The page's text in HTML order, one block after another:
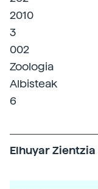
2010
3
002
Zoologia
Albisteak
6
Elhuyar Zientzia